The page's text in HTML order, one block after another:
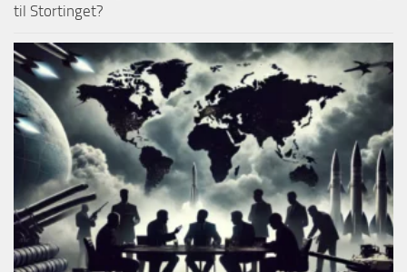
til Stortinget?